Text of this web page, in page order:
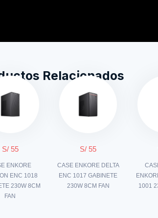
Relacionados
S/ 55
ENKORE
ENC 1018
230W 8CM
FAN
S/ 55
CASE ENKORE DELTA
ENC 1017 GABINETE
230W 8CM FAN
1001